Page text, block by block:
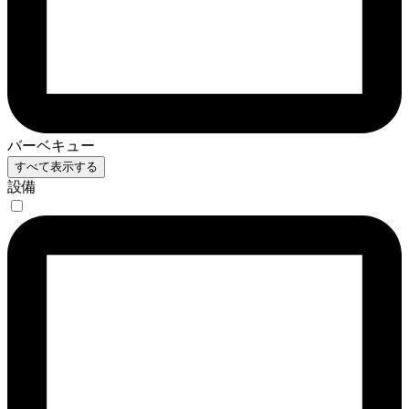
バーベキュー
すべて表示する
設備